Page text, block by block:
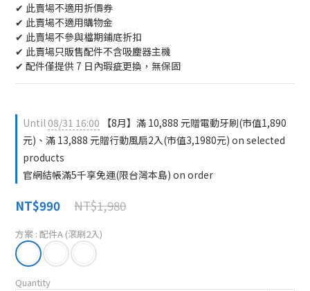
✔ 此賣場不適用折價券
✔ 此賣場不適用購物金
✔ 此賣場不參與檔期鋪底折扣
✔ 此賣場只販售配件不含吸塵器主機
✔ 配件僅提供 7 日內瑕疵更換，無保固
Until08/31 16:00 【8月】滿 10,888 元贈電動牙刷(市值1,890
元)、滿 13,888 元贈行動風扇2入(市值3,1980元) on selected
products
官網結帳滿5千享免運(限台灣本島) on order
NT$1,980
NT$990
方案 : 配件A (滾刷2入)
Quantity